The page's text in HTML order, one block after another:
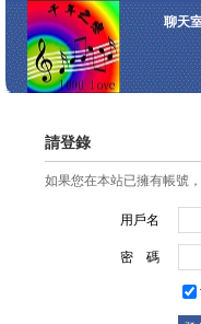
聊天
請登錄
如果您在本站已擁有帳號
用戶名
密 碼